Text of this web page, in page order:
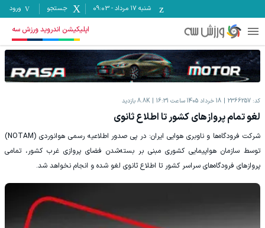
شنبه ۱۷ مرداد -
09:03 جستجو ورود
اپلیکیشن اندروید ورزش سه
کد: 2366257 18 خرداد 1405 ساعت 16:31 8.8K بازدید
لغو تمام پروازهای کشور تا اطلاع ثانوی
شرکت فرودگاه‌ها و ناوبری هوایی ایران:‌ در پی صدور اطلاعیه رسمی هوانوردی (NOTAM)
توسط سازمان هواپیمایی کشوری مبنی بر بسته‌شدن فضای پروازی غرب کشور، تمامی
پروازهای فرودگاه‌های سراسر کشور تا اطلاع ثانوی لغو شده و انجام نخواهد شد.